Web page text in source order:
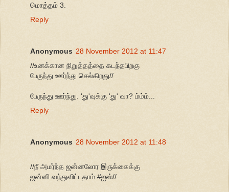
மொத்தம் 3.
Reply
Anonymous 28 November 2012 at 11:47
//உனக்கான நிறுத்தத்தை கடந்தபிறகு
பேருந்து ஊர்ந்து செல்கிறது//
பேருந்து ஊர்ந்து. 'து'வுக்கு 'து' வா? ம்ம்ம்...
Reply
Anonymous 28 November 2012 at 11:48
//நீ அமர்ந்த ஜன்னலோர இருக்கைக்கு
ஜன்னி வந்துவிட்டதாம் #ஐஸ்//